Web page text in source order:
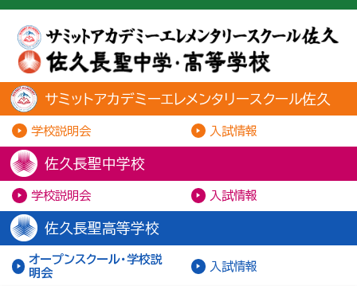
サミットアカデミーエレメンタリースクール佐久
学校説明会 入試情報
佐久長聖中学校
学校説明会 入試情報
佐久長聖高等学校
オープンスクール・学校説
明会
入試情報